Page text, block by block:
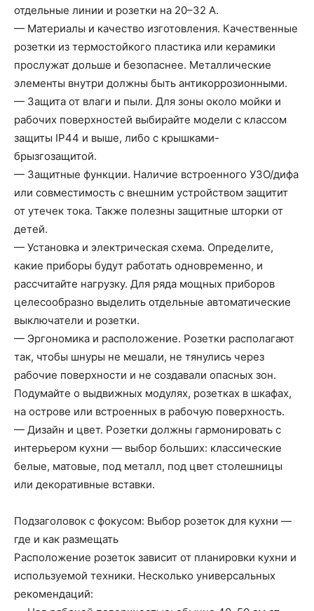
отдельные линии и розетки на 20–32 А.
— Материалы и качество изготовления. Качественные
розетки из термостойкого пластика или керамики
прослужат дольше и безопаснее. Металлические
элементы внутри должны быть антикоррозионными.
— Защита от влаги и пыли. Для зоны около мойки и
рабочих поверхностей выбирайте модели с классом
защиты IP44 и выше, либо с крышками-
брызгозащитой.
— Защитные функции. Наличие встроенного УЗО/дифа
или совместимость с внешним устройством защитит
от утечек тока. Также полезны защитные шторки от
детей.
— Установка и электрическая схема. Определите,
какие приборы будут работать одновременно, и
рассчитайте нагрузку. Для ряда мощных приборов
целесообразно выделить отдельные автоматические
выключатели и розетки.
— Эргономика и расположение. Розетки располагают
так, чтобы шнуры не мешали, не тянулись через
рабочие поверхности и не создавали опасных зон.
Подумайте о выдвижных модулях, розетках в шкафах,
на острове или встроенных в рабочую поверхность.
— Дизайн и цвет. Розетки должны гармонировать с
интерьером кухни — выбор больших: классические
белые, матовые, под металл, под цвет столешницы
или декоративные вставки.
Подзаголовок с фокусом: Выбор розеток для кухни —
где и как размещать
Расположение розеток зависит от планировки кухни и
используемой техники. Несколько универсальных
рекомендаций: